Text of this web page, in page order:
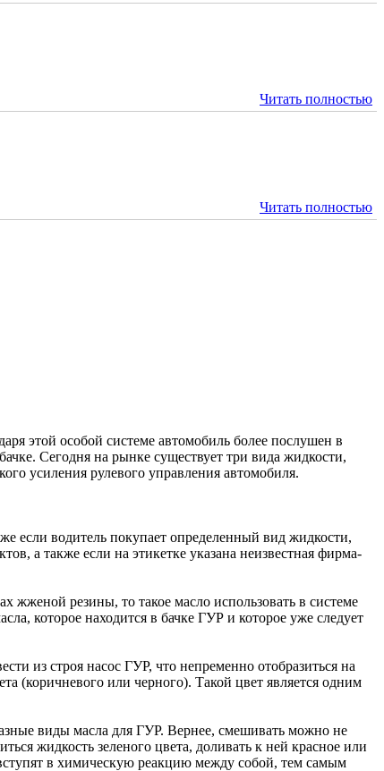
Читать полностью
Читать полностью
этой особой системе автомобиль более послушен в
Сегодня на рынке существует три вида жидкости,
усиления рулевого управления автомобиля.
если водитель покупает определенный вид жидкости,
а также если на этикетке указана неизвестная фирма-
жженой резины, то такое масло использовать в системе
которое находится в бачке ГУР и которое уже следует
из строя насос ГУР, что непременно отобразиться на
(коричневого или черного). Такой цвет является одним
виды масла для ГУР. Вернее, смешивать можно не
жидкость зеленого цвета, доливать к ней красное или
в химическую реакцию между собой, тем самым